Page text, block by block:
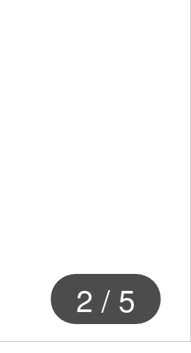
3 / 5